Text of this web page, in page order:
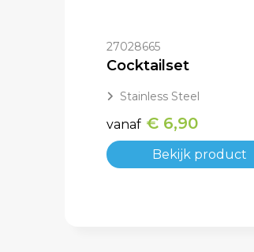
27028665
Cocktailset
Stainless Steel
vanaf € 6,90
Bekijk product